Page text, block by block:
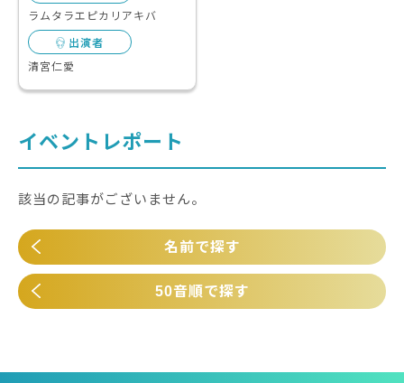
ラムタラエピカリアキバ
出演者
清宮仁愛
イベントレポート
該当の記事がございません。
名前で探す
50音順で探す